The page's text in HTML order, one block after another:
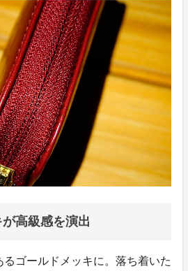
高級感を演出
ゴールドメッキに。落ち着いた